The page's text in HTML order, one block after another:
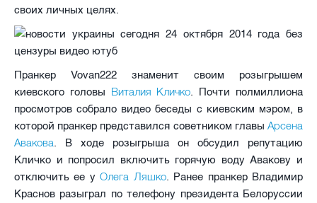
своих личных целях.
Пранкер Vovan222 знаменит своим розыгрышем
киевского головы Виталия Кличко. Почти полмиллиона
просмотров собрало видео беседы с киевским мэром, в
которой пранкер представился советником главы Арсена
Авакова. В ходе розыгрыша он обсудил репутацию
Кличко и попросил включить горячую воду Авакову и
отключить ее уОлега Ляшко. Ранее пранкер Владимир
Краснов разыграл по телефону президента Белоруссии